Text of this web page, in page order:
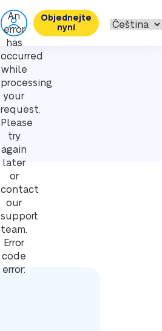
An
error
has
occurred
while
processing
your
request.
Please
try
again
later
or
contact
our
support
team.
Error
code
error:
Objednejte
nyní